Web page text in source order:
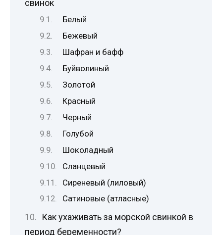
свинок
Белый
Бежевый
Шафран и бафф
Буйволиный
Золотой
Красный
Черный
Голубой
Шоколадный
Сланцевый
Сиреневый (лиловый)
Сатиновые (атласные)
Как ухаживать за морской свинкой в
период беременности?